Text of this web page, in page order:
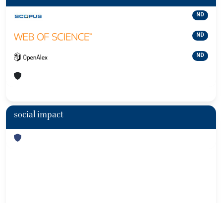
ND
ND
ND
social impact